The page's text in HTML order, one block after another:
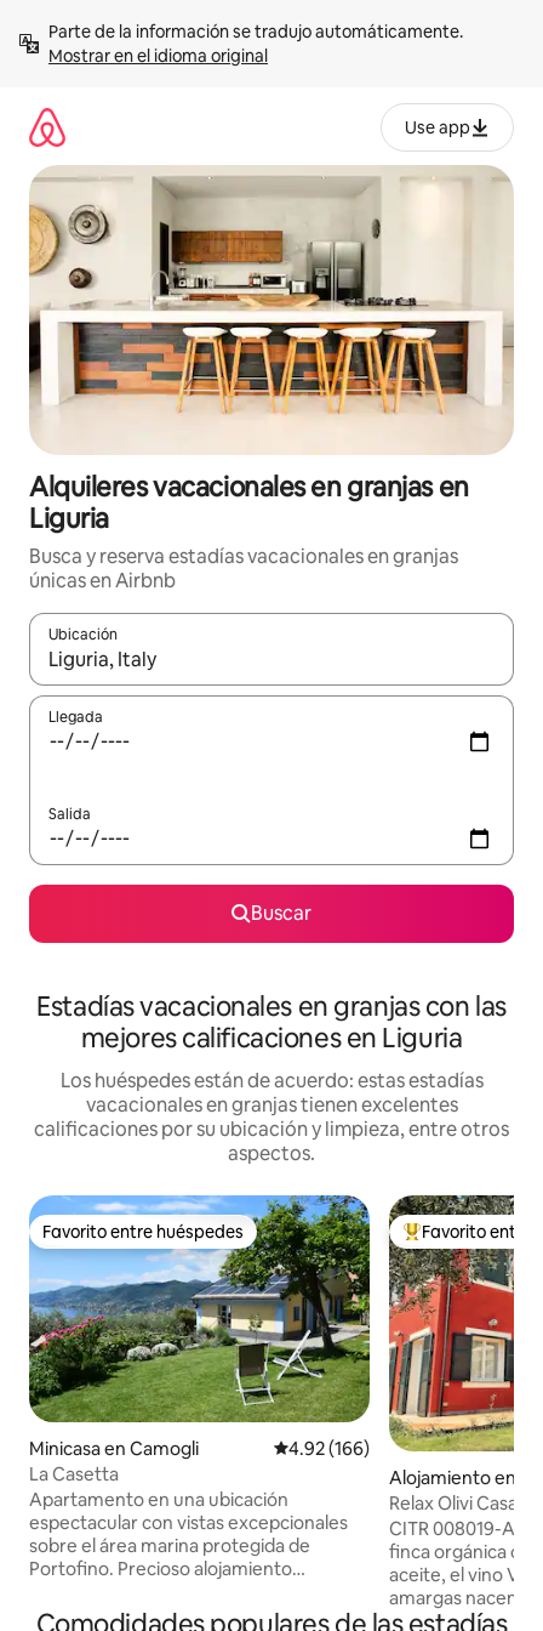
contenidoMostrar en el idioma original
Use app
Alquileres vacacionales en granjas en
Liguria
Busca y reserva estadías vacacionales en granjas
únicas en Airbnb
Ubicación
Cuando los resultados estén disponibles, navega con las
Llegada
Salida
Buscar
Estadías vacacionales en granjas con las
mejores calificaciones en Liguria
Los huéspedes están de acuerdo: estas estadías
vacacionales en granjas tienen excelentes
calificaciones por su ubicación y limpieza, entre otros
aspectos.
Favorito entre huéspedes
Favorito entre huéspedes
Minicasa en Camogli Calificación promedio: 4.92 de
4.92 (166)
La Casetta
Apartamento en una ubicación
espectacular con vistas excepcionales
sobre el área marina protegida de
Portofino. Precioso alojamiento
Una habitación con cocina americana,
Favorito entre
Favorito entre
Alojamiento en
Relax Olivi Casa
apartamento
CITR 008019-
finca orgánica
aceite, el vino
amargas nacen
Casa Novaro